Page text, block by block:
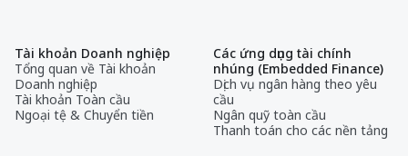
Tài khoản Doanh nghiệp
Tổng quan về Tài khoản
Doanh nghiệp
Tài khoản Toàn cầu
Ngoại tệ & Chuyển tiền
Các ứng dụng tài chính
nhúng (Embedded Finance)
Dịch vụ ngân hàng theo yêu
cầu
Ngân quỹ toàn cầu
Thanh toán cho các nền tảng